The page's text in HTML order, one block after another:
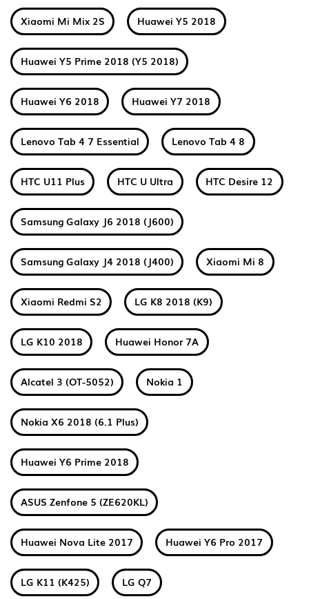
Xiaomi Mi Mix 2S Huawei Y5 2018
Huawei Y5 Prime 2018 (Y5 2018)
Huawei Y6 2018 Huawei Y7 2018
Lenovo Tab 4 7 Essential Lenovo Tab 4 8
HTC U11 Plus HTC U Ultra HTC Desire 12
Samsung Galaxy J6 2018 (J600)
Samsung Galaxy J4 2018 (J400) Xiaomi Mi 8
Xiaomi Redmi S2 LG K8 2018 (K9)
LG K10 2018 Huawei Honor 7A
Alcatel 3 (OT-5052) Nokia 1
Nokia X6 2018 (6.1 Plus)
Huawei Y6 Prime 2018
ASUS Zenfone 5 (ZE620KL)
Huawei Nova Lite 2017 Huawei Y6 Pro 2017
LG K11 (K425) LG Q7